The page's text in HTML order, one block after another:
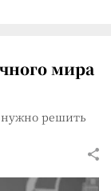
мира
решить